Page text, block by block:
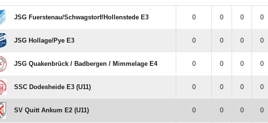
JSG Fuerstenau/​Schwagstorf/​Hollenstede E3 0 0 0 0
JSG Hollage/​Pye E3 0 0 0 0
JSG Quakenbrück /​ Badbergen /​ Mimmelage E4 0 0 0 0
SSC Dodesheide E3 (U11) 0 0 0 0
SV Quitt Ankum E2 (U11) 0 0 0 0